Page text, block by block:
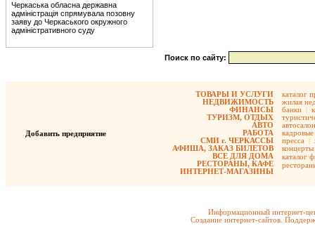
Черкаська обласна державна
адміністрація спрямувала позовну
заяву до Черкаського окружного
адміністративного суду
Поиск по сайту:
Добавить предприятие
ТОВАРЫ И УСЛУГИ
НЕДВИЖИМОСТЬ
ФИНАНСЫ
ТУРИЗМ, ОТДЫХ
АВТО
РАБОТА
СМИ г. ЧЕРКАССЫ
АФИША, ЗАКАЗ БИЛЕТОВ
ВСЕ ДЛЯ ДОМА
РЕСТОРАНЫ, КАФЕ
ИНТЕРНЕТ-МАГАЗИНЫ
каталог
жилая
банки |
кадровые
пресса |
концерты
каталог
Информационный интернет-
Создание интернет-сайтов.